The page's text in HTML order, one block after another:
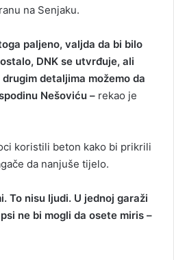
na Senjaku.
paljeno, valjda da bi bilo
DNK se utvrđuje, ali
detaljima možemo da
Nešoviću – rekao je
koristili beton kako bi prikrili
da nanjuše tijelo.
To nisu ljudi. U jednoj garaži
ne bi mogli da osete miris –